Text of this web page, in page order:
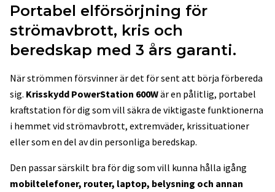
Portabel elförsörjning för
strömavbrott, kris och
beredskap med 3 års garanti.
När strömmen försvinner är det för sent att börja förbereda
sig. Krisskydd PowerStation 600Wär en pålitlig, portabel
kraftstation för dig som vill säkra de viktigaste funktionerna
i hemmet vid strömavbrott, extremväder, krissituationer
eller som en del av din personliga beredskap.
Den passar särskilt bra för dig som vill kunna hålla igång
mobiltelefoner, router, laptop, belysning och annan